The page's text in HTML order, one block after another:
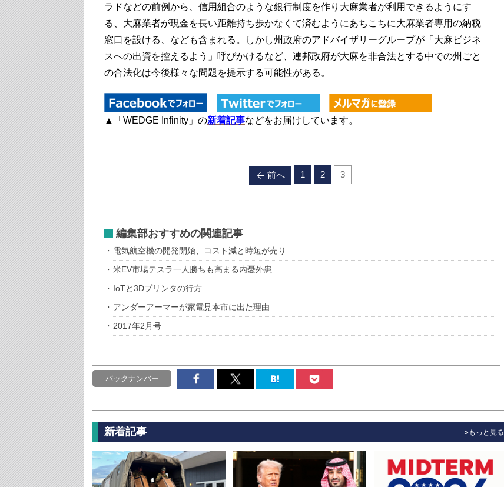
ラドなどの前例から、信用組合のような銀行制度を作り大麻業者が利用できるようにす
る、大麻業者が現金を長い距離持ち歩かなくて済むようにあちこちに大麻業者専用の納税
窓口を設ける、なども含まれる。しかし州政府のアドバイザリーグループが「大麻ビジネ
スへの出資を控えるよう」呼びかけるなど、連邦政府が大麻を非合法とする中での州ごと
の合法化は今後様々な問題を提示する可能性がある。
▲「WEDGE Infinity」の新着記事などをお届けしています。
前へ 1 2 3
編集部おすすめの関連記事
電気航空機の開発開始、コスト減と時短が売り
米EV市場テスラ一人勝ちも高まる内憂外患
IoTと3Dプリンタの行方
アンダーアーマーが家電見本市に出た理由
2017年2月号
バックナンバー
新着記事 »もっと見る